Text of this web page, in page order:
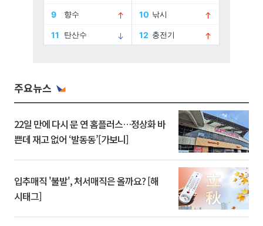
주요뉴스
22일 만에 다시 문 연 홈플러스…정상화 바
쁜데 재고 없어 ‘발동동’[가보니]
입추매직 '불발', 처서매직은 올까요? [해
시태그]